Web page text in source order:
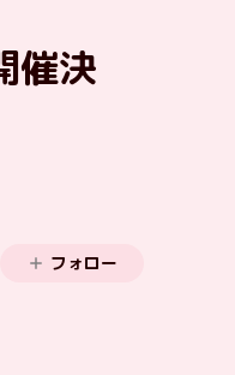
催決
フォロー